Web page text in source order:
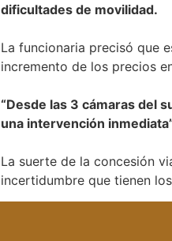
dificultades de movilidad.
La funcionaria precisó que
incremento de los precios
“Desde las 3 cámaras del
una intervención
La suerte de la concesión
incertidumbre que tienen